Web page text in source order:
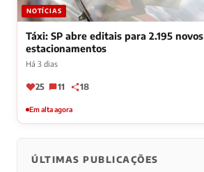
NOTÍCIAS
Táxi: SP abre editais para 2.195 novos
estacionamentos
Há 3 dias
25 11 18
Em alta agora
ÚLTIMAS PUBLICAÇÕES